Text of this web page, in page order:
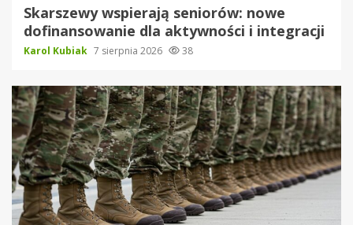
Skarszewy wspierają seniorów: nowe
dofinansowanie dla aktywności i integracji
Karol Kubiak 7 sierpnia 2026 38